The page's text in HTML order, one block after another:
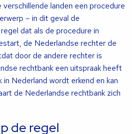
landen een procedure
– in dit geval de
dat als de procedure in
de Nederlandse rechter de
door de andere rechter is
rechtbank een uitspraak heeft
Nederland wordt erkend en kan
de Nederlandse rechtbank zich
de regel